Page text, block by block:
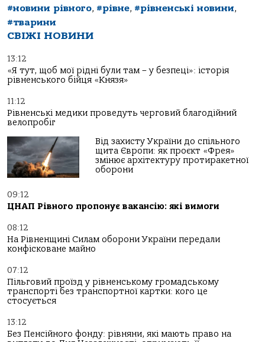
#новини рівного, #рівне, #рівненські новини,
#тварини
СВІЖІ НОВИНИ
13:12
«Я тут, щоб мої рідні були там – у безпеці»: історія
рівненського бійця «Князя»
11:12
Рівненські медики проведуть черговий благодійний
велопробіг
Від захисту України до спільного
щита Європи: як проєкт «Фрея»
змінює архітектуру протиракетної
оборони
09:12
ЦНАП Рівного пропонує вакансію: які вимоги
08:12
На Рівненщині Силам оборони України передали
конфісковане майно
07:12
Пільговий проїзд у рівненському громадському
транспорті без транспортної картки: кого це
стосується
13:12
Без Пенсійного фонду: рівняни, які мають право на